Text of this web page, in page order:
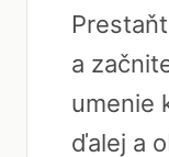
a
umenie
ďalej a